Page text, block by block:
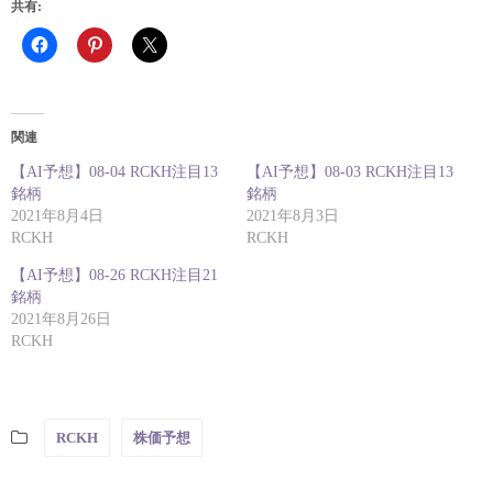
共有:
関連
【AI予想】08-04 RCKH注目13
銘柄
2021年8月4日
RCKH
【AI予想】08-03 RCKH注目13
銘柄
2021年8月3日
RCKH
【AI予想】08-26 RCKH注目21
銘柄
2021年8月26日
RCKH
RCKH 株価予想